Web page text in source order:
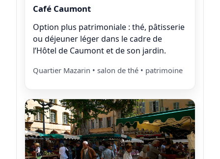
Café Caumont
Option plus patrimoniale : thé, pâtisserie
ou déjeuner léger dans le cadre de
l’Hôtel de Caumont et de son jardin.
Quartier Mazarin • salon de thé • patrimoine